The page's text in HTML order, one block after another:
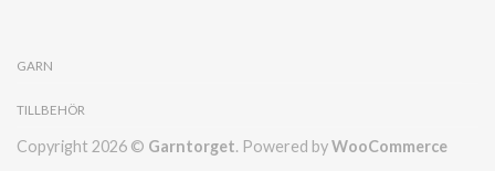
GARN
TILLBEHÖR
Copyright 2026 © Garntorget. Powered byWooCommerce